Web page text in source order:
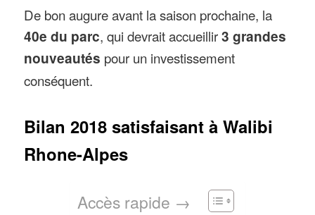
De bon augure avant la saison prochaine, la
40e du parc, qui devrait accueillir3 grandes
nouveautés pour un investissement
conséquent.
Bilan 2018 satisfaisant à Walibi
Rhone-Alpes
Accès rapide →